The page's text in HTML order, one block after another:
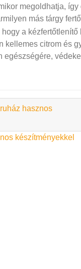
megoldhatja,
más tárgy
a
kellemes citrom és
egészségére,
hasznos
készítményekkel